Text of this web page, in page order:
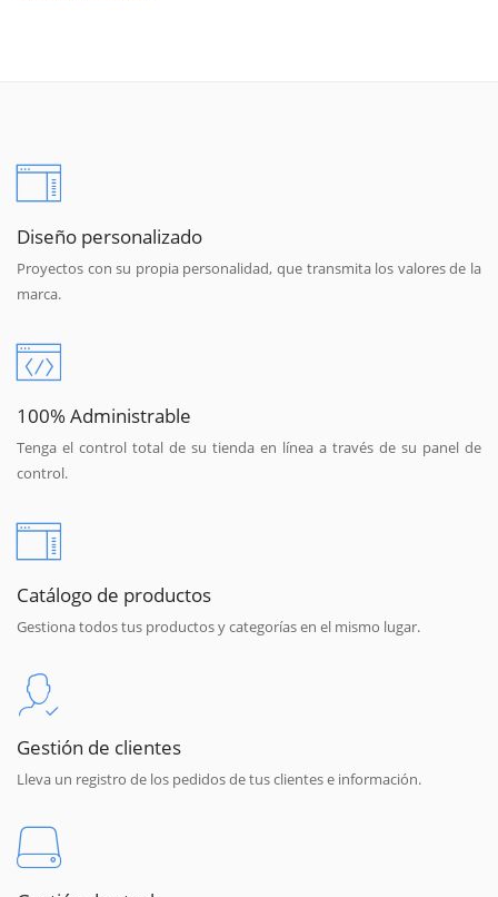
Diseño personalizado
Proyectos con su propia personalidad, que transmita los valores de la
marca.
100% Administrable
Tenga el control total de su tienda en línea a través de su panel de
control.
Catálogo de productos
Gestiona todos tus productos y categorías en el mismo lugar.
Gestión de clientes
Lleva un registro de los pedidos de tus clientes e información.